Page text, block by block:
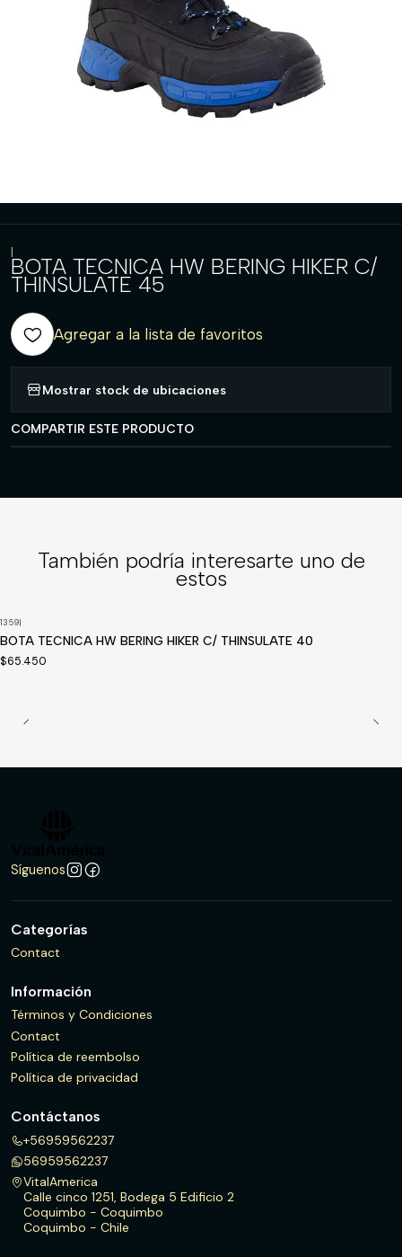
|
BOTA TECNICA HW BERING HIKER C/
THINSULATE 45
Agregar a la lista de favoritos
Mostrar stock de ubicaciones
COMPARTIR ESTE PRODUCTO
También podría interesarte uno de
estos
1359|
BOTA TECNICA HW BERING HIKER C/ THINSULATE 40
$65.450
Síguenos
Categorías
Contact
Información
Términos y Condiciones
Contact
Política de reembolso
Política de privacidad
Contáctanos
+56959562237
56959562237
VitalAmerica
Calle cinco 1251, Bodega 5 Edificio 2
Coquimbo - Coquimbo
Coquimbo - Chile